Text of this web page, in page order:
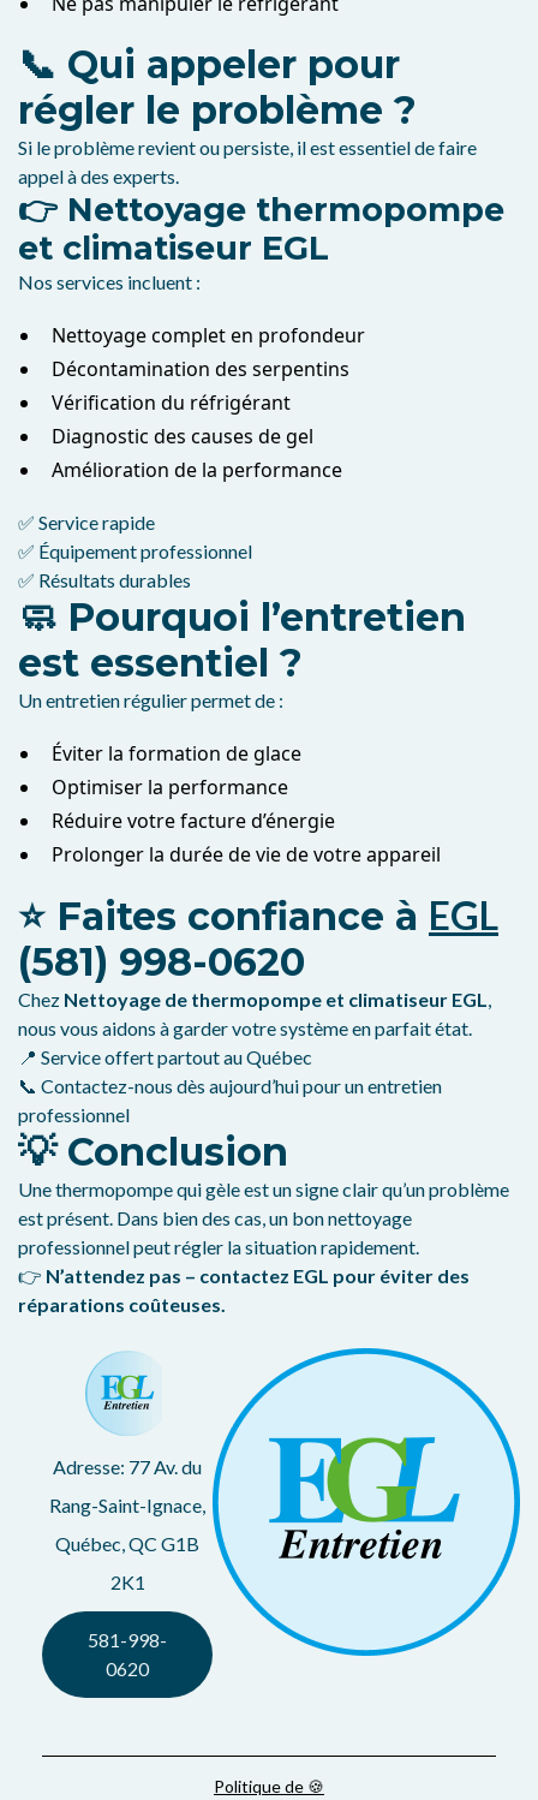
📞 Qui appeler pour
régler le problème ?
Si le problème revient ou persiste, il est essentiel de faire
appel à des experts.
👉 Nettoyage thermopompe
et climatiseur EGL
Nos services incluent :
Nettoyage complet en profondeur
Décontamination des serpentins
Vérification du réfrigérant
Diagnostic des causes de gel
Amélioration de la performance
✅ Service rapide
✅ Équipement professionnel
✅ Résultats durables
🧼 Pourquoi l’entretien
est essentiel ?
Un entretien régulier permet de :
Éviter la formation de glace
Optimiser la performance
Réduire votre facture d’énergie
Prolonger la durée de vie de votre appareil
⭐ Faites confiance à EGL
(581) 998-0620
Chez Nettoyage de thermopompe et climatiseur EGL,
nous vous aidons à garder votre système en parfait état.
📍 Service offert partout au Québec
📞 Contactez-nous dès aujourd’hui pour un entretien
professionnel
💡 Conclusion
Une thermopompe qui gèle est un signe clair qu’un problème
est présent. Dans bien des cas, un bon nettoyage
professionnel peut régler la situation rapidement.
👉 N’attendez pas – contactez EGL pour éviter des
réparations coûteuses.
Adresse: 77 Av. du
Rang-Saint-Ignace,
Québec, QC G1B
2K1
581-998-
0620
Politique de 🍪